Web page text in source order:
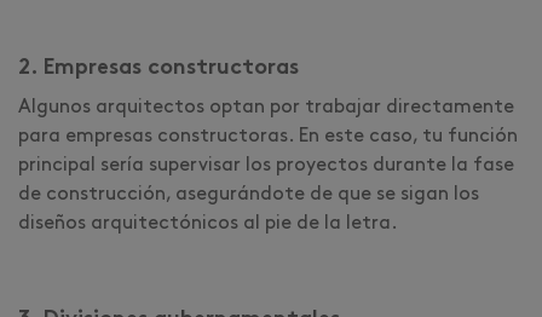
2. Empresas constructoras
Algunos arquitectos optan por trabajar directamente
para empresas constructoras. En este caso, tu función
principal sería supervisar los proyectos durante la fase
de construcción, asegurándote de que se sigan los
diseños arquitectónicos al pie de la letra.